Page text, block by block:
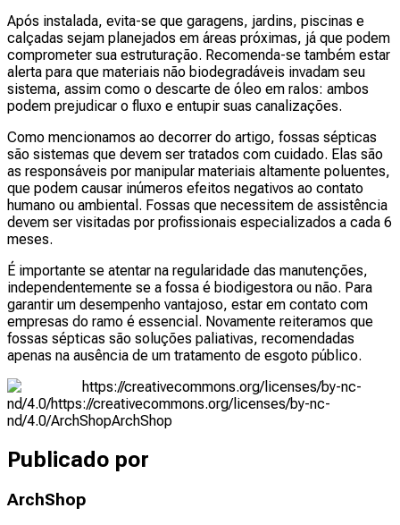
Após instalada, evita-se que garagens, jardins, piscinas e
calçadas sejam planejados em áreas próximas, já que podem
comprometer sua estruturação. Recomenda-se também estar
alerta para que materiais não biodegradáveis invadam seu
sistema, assim como o descarte de óleo em ralos: ambos
podem prejudicar o fluxo e entupir suas canalizações.
Como mencionamos ao decorrer do artigo, fossas sépticas
são sistemas que devem ser tratados com cuidado. Elas são
as responsáveis por manipular materiais altamente poluentes,
que podem causar inúmeros efeitos negativos ao contato
humano ou ambiental. Fossas que necessitem de assistência
devem ser visitadas por profissionais especializados a cada 6
meses.
É importante se atentar na regularidade das manutenções,
independentemente se a fossa é biodigestora ou não. Para
garantir um desempenho vantajoso, estar em contato com
empresas do ramo é essencial. Novamente reiteramos que
fossas sépticas são soluções paliativas, recomendadas
apenas na ausência de um tratamento de esgoto público.
https://creativecommons.org/licenses/by-nc-
nd/4.0/https://creativecommons.org/licenses/by-nc-
nd/4.0/ArchShopArchShop
Publicado por
ArchShop